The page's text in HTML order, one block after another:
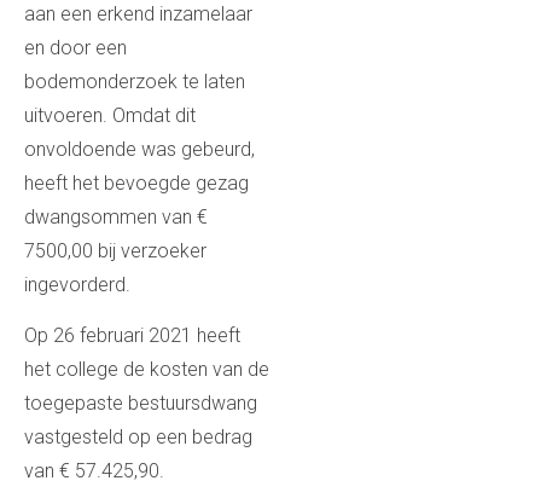
aan een erkend inzamelaar
en door een
bodemonderzoek te laten
uitvoeren. Omdat dit
onvoldoende was gebeurd,
heeft het bevoegde gezag
dwangsommen van €
7500,00 bij verzoeker
ingevorderd.
Op 26 februari 2021 heeft
het college de kosten van de
toegepaste bestuursdwang
vastgesteld op een bedrag
van € 57.425,90.